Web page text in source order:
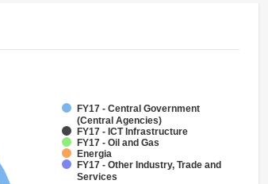
FY17 - Central Government
(Central Agencies)
FY17 - ICT Infrastructure
FY17 - Oil and Gas
Energia
FY17 - Other Industry, Trade and
Services